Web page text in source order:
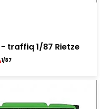
- traffiq 1/87 Rietze
1/87